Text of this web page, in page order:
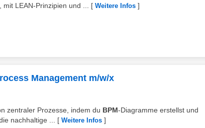
LEAN-Prinzipien und ...
[ Weitere Infos ]
Management m/w/x
zentraler Prozesse, indem du BPM-Diagramme erstellst und
nachhaltige ...
[ Weitere Infos ]